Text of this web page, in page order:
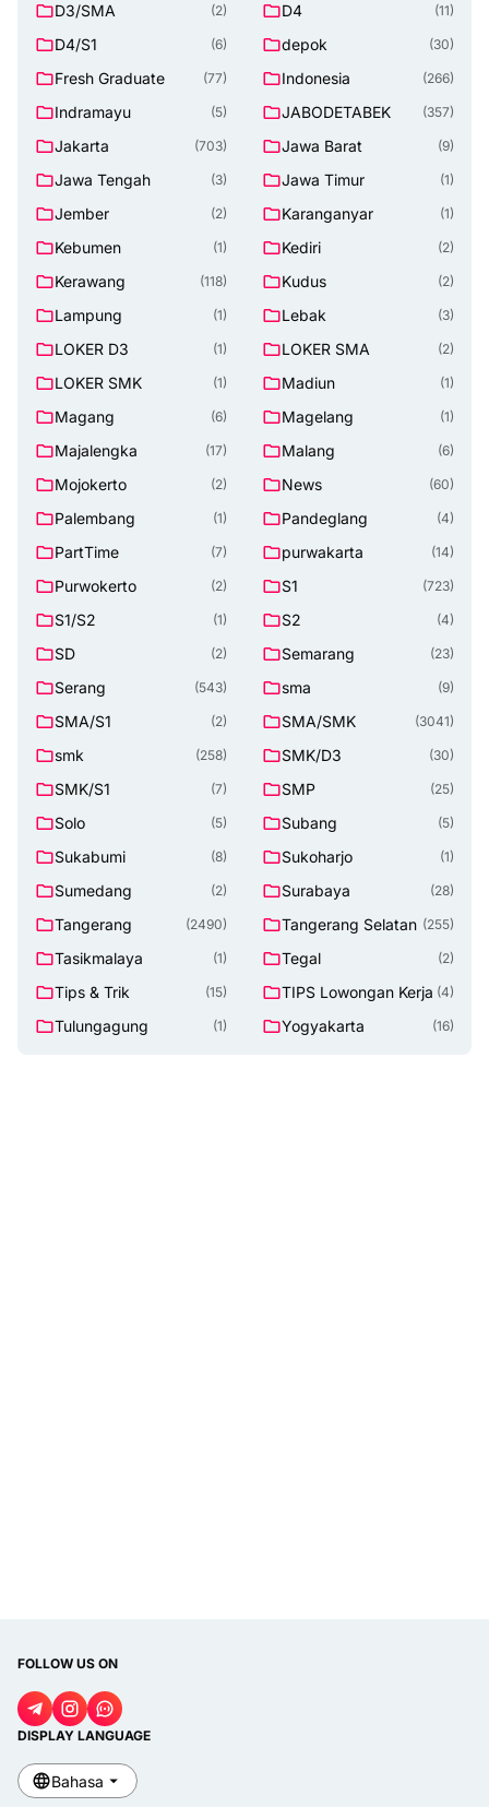
D3/SMA (2) D4 (11)
D4/S1 (6) depok (30)
Fresh Graduate (77) Indonesia (266)
Indramayu (5) JABODETABEK (357)
Jakarta (703) Jawa Barat (9)
Jawa Tengah (3) Jawa Timur (1)
Jember (2) Karanganyar (1)
Kebumen (1) Kediri (2)
Kerawang (118) Kudus (2)
Lampung (1) Lebak (3)
LOKER D3 (1) LOKER SMA (2)
LOKER SMK (1) Madiun (1)
Magang (6) Magelang (1)
Majalengka (17) Malang (6)
Mojokerto (2) News (60)
Palembang (1) Pandeglang (4)
PartTime (7) purwakarta (14)
Purwokerto (2) S1 (723)
S1/S2 (1) S2 (4)
SD (2) Semarang (23)
Serang (543) sma (9)
SMA/S1 (2) SMA/SMK (3041)
smk (258) SMK/D3 (30)
SMK/S1 (7) SMP (25)
Solo (5) Subang (5)
Sukabumi (8) Sukoharjo (1)
Sumedang (2) Surabaya (28)
Tangerang (2490) Tangerang Selatan (255)
Tasikmalaya (1) Tegal (2)
Tips & Trik (15) TIPS Lowongan Kerja (4)
Tulungagung (1) Yogyakarta (16)
FOLLOW US ON
DISPLAY LANGUAGE
Bahasa